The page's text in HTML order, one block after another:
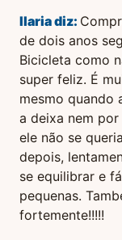
Ilariadiz:
de dois anos
Bicicleta como
super feliz. É
mesmo quando
a deixa nem
ele não se
depois,
se equilibrar e
pequenas.
fortemente!!!!!